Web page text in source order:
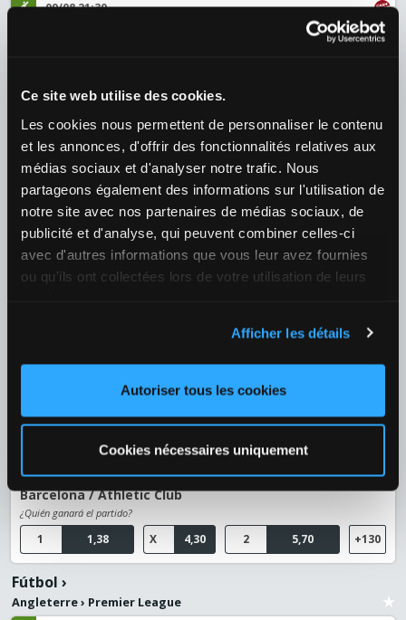
Ce site web utilise des cookies.
Les cookies nous permettent de personnaliser le contenu
et les annonces, d'offrir des fonctionnalités relatives aux
médias sociaux et d'analyser notre trafic. Nous
partageons également des informations sur l'utilisation de
notre site avec nos partenaires de médias sociaux, de
publicité et d'analyse, qui peuvent combiner celles-ci
avec d'autres informations que vous leur avez fournies
ou qu'ils ont collectées lors de votre utilisation de leurs
Afficher les détails
Autoriser tous les cookies
Cookies nécessaires uniquement
09/08 21:30
Fútbol›
Bulgaria›Bulgaria - Parva Liga
10/08 18:00
Botev Vratsa / Slavia Sofia
1,88
1 3,15
X 3,60
2 +124
¿Quién ganará el partido?
2,50
1 3,05
X 2,50
2 +128
Barcelona / Athletic Club
¿Quién ganará el partido?
1,38
1 4,30
X 5,70
2 +130
Fútbol ›
Angleterre› Premier League